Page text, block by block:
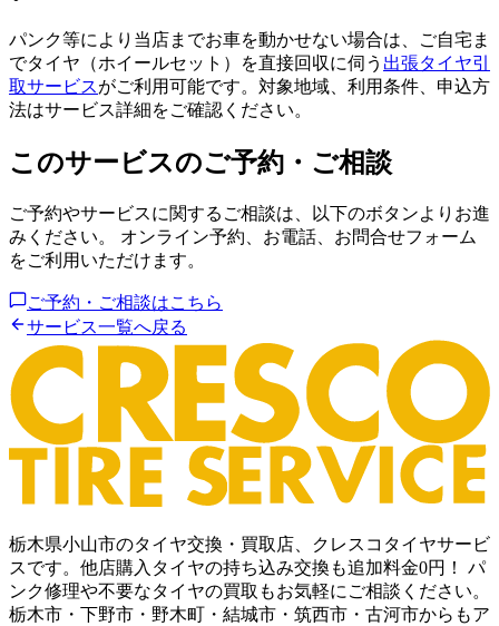
パンク等により当店までお車を動かせない場合は、ご自宅ま
でタイヤ（ホイールセット）を直接回収に伺う 出張タイヤ引
取サービスがご利用可能です。対象地域、利用条件、申込方
法はサービス詳細をご確認ください。
このサービスのご予約・ご相談
ご予約やサービスに関するご相談は、以下のボタンよりお進
みください。 オンライン予約、お電話、お問合せフォーム
をご利用いただけます。
ご予約・ご相談はこちら
サービス一覧へ戻る
栃木県小山市のタイヤ交換・買取店、クレスコタイヤサービ
スです。他店購入タイヤの持ち込み交換も追加料金0円！ パ
ンク修理や不要なタイヤの買取もお気軽にご相談ください。
栃木市・下野市・野木町・結城市・筑西市・古河市からもア